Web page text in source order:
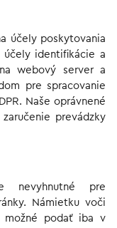
účely poskytovania
účely identifikácie a
webový server a
pre spracovanie
Naše oprávnené
prevádzky
nevyhnutné pre
Námietku voči
možné podať iba v